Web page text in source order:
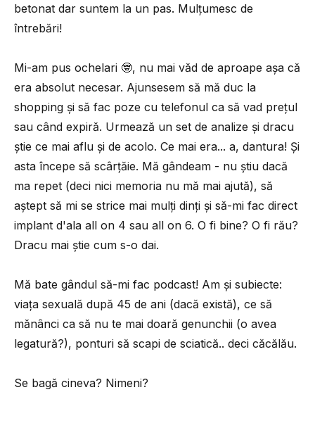
betonat dar suntem la un pas. Mulțumesc de
întrebări!
Mi-am pus ochelari 🤓, nu mai văd de aproape așa că
era absolut necesar. Ajunsesem să mă duc la
shopping și să fac poze cu telefonul ca să vad prețul
sau când expiră. Urmează un set de analize și dracu
știe ce mai aflu și de acolo. Ce mai era... a, dantura! Și
asta începe să scârțăie. Mă gândeam - nu știu dacă
ma repet (deci nici memoria nu mă mai ajută), să
aștept să mi se strice mai mulți dinți și să-mi fac direct
implant d'ala all on 4 sau all on 6. O fi bine? O fi rău?
Dracu mai știe cum s-o dai.
Mă bate gândul să-mi fac podcast! Am și subiecte:
viața sexuală după 45 de ani (dacă există), ce să
mănânci ca să nu te mai doară genunchii (o avea
legatură?), ponturi să scapi de sciatică.. deci căcălău.
Se bagă cineva? Nimeni?